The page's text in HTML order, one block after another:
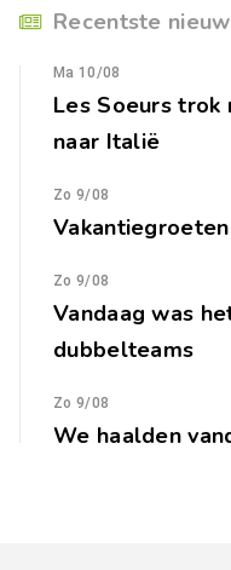
Recentste
Ma 10/08
Les Soeurs
naar Italië
Zo 9/08
Zo 9/08
Vandaag was
dubbelteams
Zo 9/08
We haalden